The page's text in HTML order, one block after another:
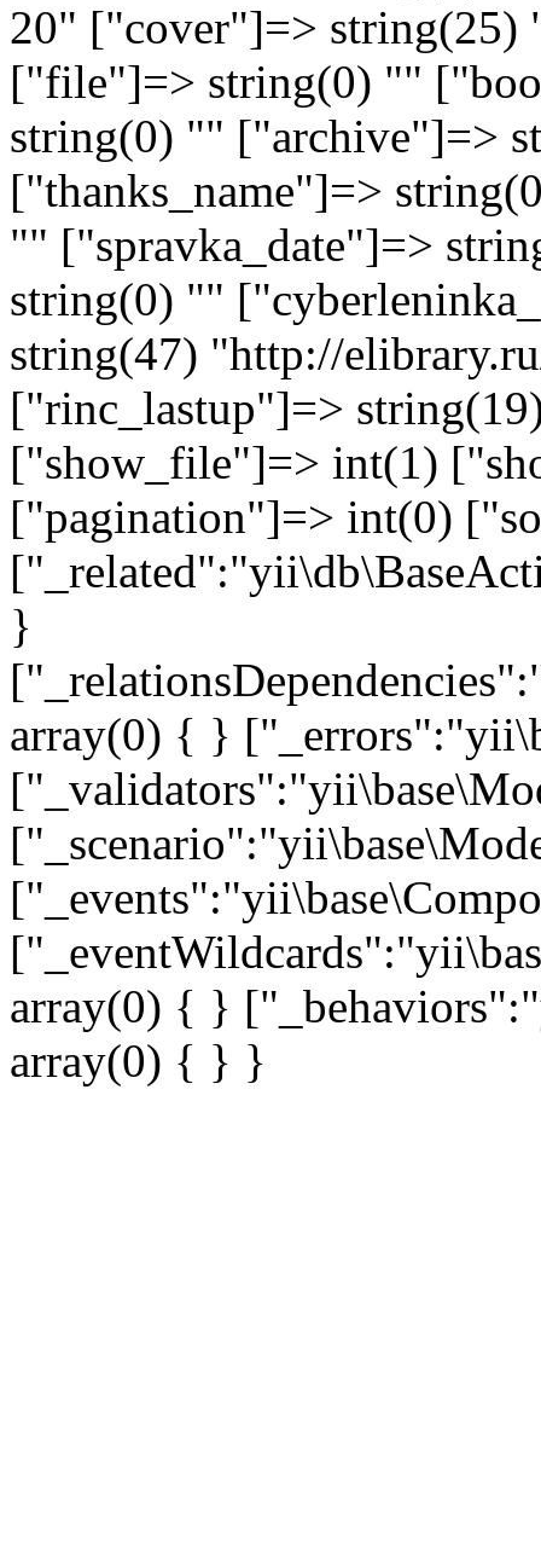
20" ["cover"]=> string(25)
["file"]=> string(0) ""
string(0) "" ["archive"]=>
["thanks_name"]=>
"" ["spravka_date"]=>
string(0) ""
string(47) "http://
["rinc_lastup"]=>
["show_file"]=> int(1)
["pagination"]=> int(0)
}
array(0) { }
array(0) { }
array(0) { } }